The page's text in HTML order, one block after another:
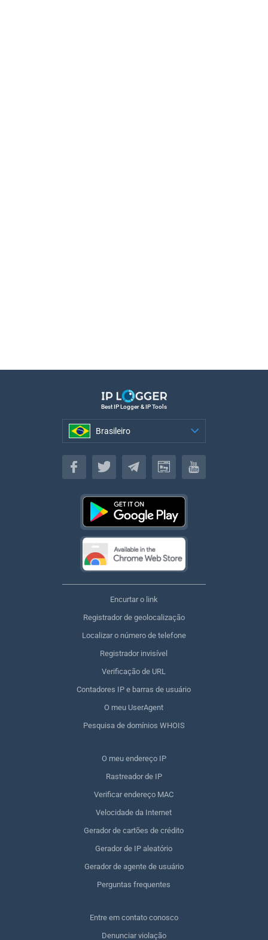
Best IP Logger & IP Tools
Brasileiro
Brasileiro
Encurtar o link
Registrador de geolocalização
Localizar o número de telefone
Registrador invisível
Verificação de URL
Contadores IP e barras de usuário
O meu UserAgent
Pesquisa de domínios WHOIS
O meu endereço IP
Rastreador de IP
Verificar endereço MAC
Velocidade da Internet
Gerador de cartões de crédito
Gerador de IP aleatório
Gerador de agente de usuário
Perguntas frequentes
Entre em contato conosco
Denunciar violação